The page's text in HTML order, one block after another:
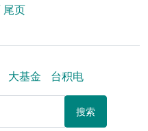
尾页
大基金 台积电
搜索